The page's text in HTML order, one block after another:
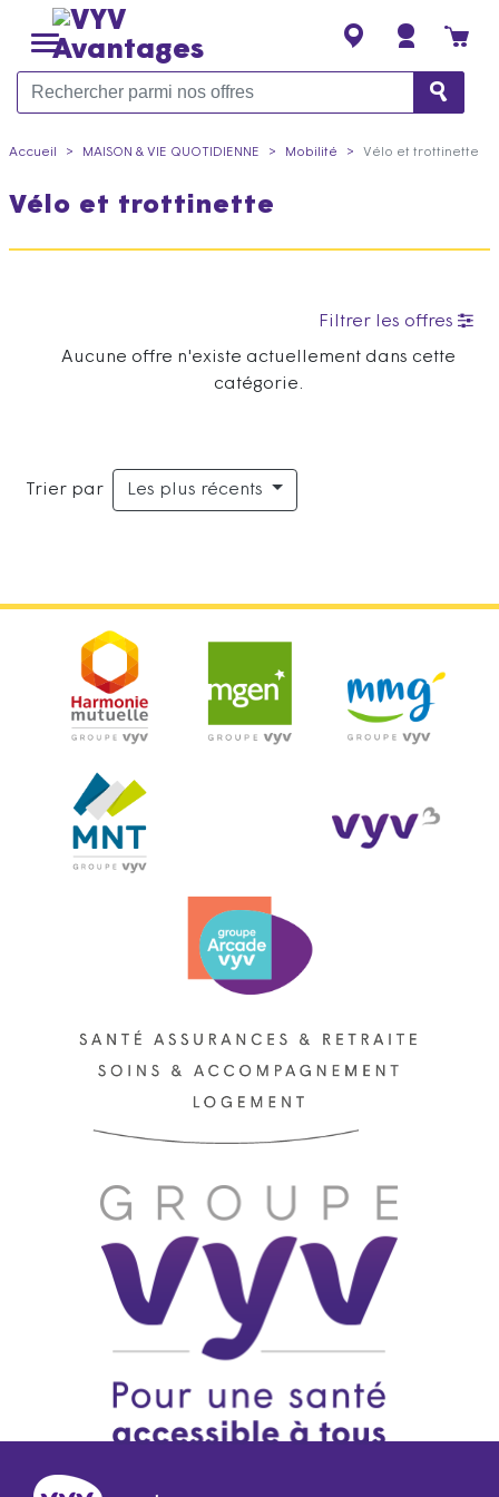
Accueil MAISON & VIE QUOTIDIENNE Mobilité Vélo et trottinette
Vélo et trottinette
Filtrer les offres
Aucune offre n'existe actuellement dans cette
catégorie.
Trier par Les plus récents